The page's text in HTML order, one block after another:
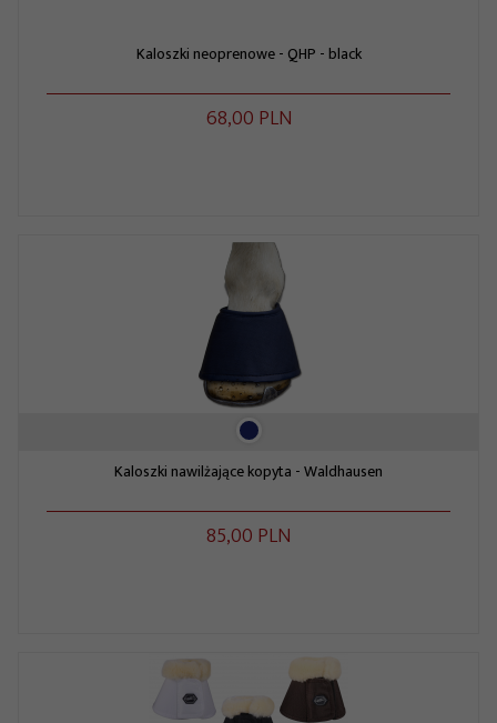
Kaloszki neoprenowe - QHP - black
68,00 PLN
Kaloszki nawilżające kopyta - Waldhausen
85,00 PLN